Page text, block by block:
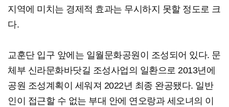
지역에 미치는 경제적 효과는 무시하지 못할 정도로 크
다.
교훈단 입구 앞에는 일월문화공원이 조성되어 있다. 문
체부 신라문화바닷길 조성사업의 일환으로 2013년에
공원 조성계획이 세워져 2022년 최종 완공됐다. 일반
인이 접근할 수 없는 부대 안에 연오랑과 세오녀의 이